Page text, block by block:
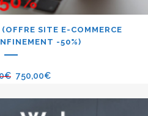
SITE E-COMMERCE
-50%)
€ 750,00€